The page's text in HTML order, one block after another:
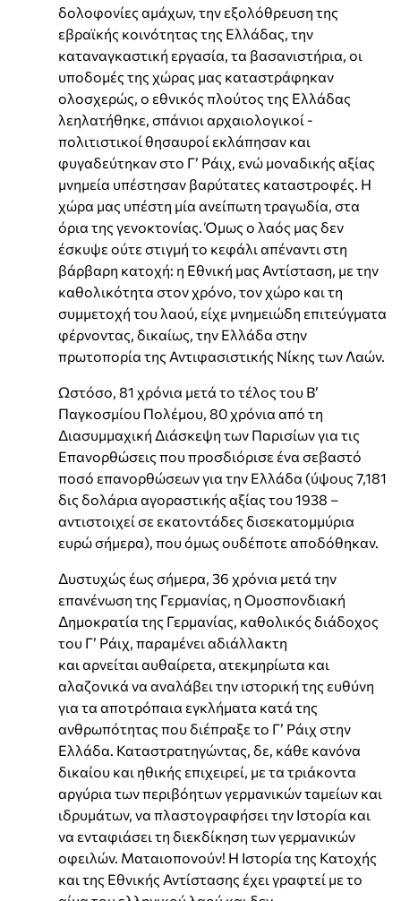
δολοφονίες αμάχων, την εξολόθρευση της
εβραϊκής κοινότητας της Ελλάδας, την
καταναγκαστική εργασία, τα βασανιστήρια, οι
υποδομές της χώρας μας καταστράφηκαν
ολοσχερώς, ο εθνικός πλούτος της Ελλάδας
λεηλατήθηκε, σπάνιοι αρχαιολογικοί -
πολιτιστικοί θησαυροί εκλάπησαν και
φυγαδεύτηκαν στο Γ’ Ράιχ, ενώ μοναδικής αξίας
μνημεία υπέστησαν βαρύτατες καταστροφές. Η
χώρα μας υπέστη μία ανείπωτη τραγωδία, στα
όρια της γενοκτονίας. Όμως ο λαός μας δεν
έσκυψε ούτε στιγμή το κεφάλι απέναντι στη
βάρβαρη κατοχή: η Εθνική μας Αντίσταση, με την
καθολικότητα στον χρόνο, τον χώρο και τη
συμμετοχή του λαού, είχε μνημειώδη επιτεύγματα
φέρνοντας, δικαίως, την Ελλάδα στην
πρωτοπορία της Αντιφασιστικής Νίκης των Λαών.
Ωστόσο, 81 χρόνια μετά το τέλος του Β’
Παγκοσμίου Πολέμου, 80 χρόνια από τη
Διασυμμαχική Διάσκεψη των Παρισίων για τις
Επανορθώσεις που προσδιόρισε ένα σεβαστό
ποσό επανορθώσεων για την Ελλάδα (ύψους 7,181
δις δολάρια αγοραστικής αξίας του 1938 –
αντιστοιχεί σε εκατοντάδες δισεκατομμύρια
ευρώ σήμερα), που όμως ουδέποτε αποδόθηκαν.
Δυστυχώς έως σήμερα, 36 χρόνια μετά την
επανένωση της Γερμανίας, η Ομοσπονδιακή
Δημοκρατία της Γερμανίας, καθολικός διάδοχος
του Γ’ Ράιχ, παραμένει αδιάλλακτη
και αρνείται αυθαίρετα, ατεκμηρίωτα και
αλαζονικά να αναλάβει την ιστορική της ευθύνη
για τα αποτρόπαια εγκλήματα κατά της
ανθρωπότητας που διέπραξε το Γ’ Ράιχ στην
Ελλάδα. Καταστρατηγώντας, δε, κάθε κανόνα
δικαίου και ηθικής επιχειρεί, με τα τριάκοντα
αργύρια των περιβόητων γερμανικών ταμείων και
ιδρυμάτων, να πλαστογραφήσει την Ιστορία και
να ενταφιάσει τη διεκδίκηση των γερμανικών
οφειλών. Ματαιοπονούν! Η Ιστορία της Κατοχής
και της Εθνικής Αντίστασης έχει γραφτεί με το